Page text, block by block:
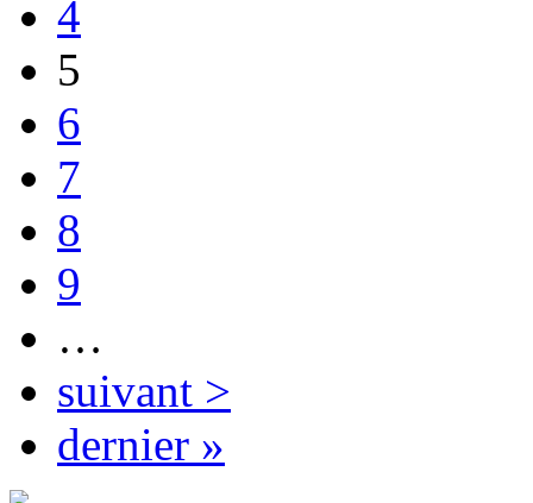
4
5
6
7
8
9
…
suivant >
dernier »